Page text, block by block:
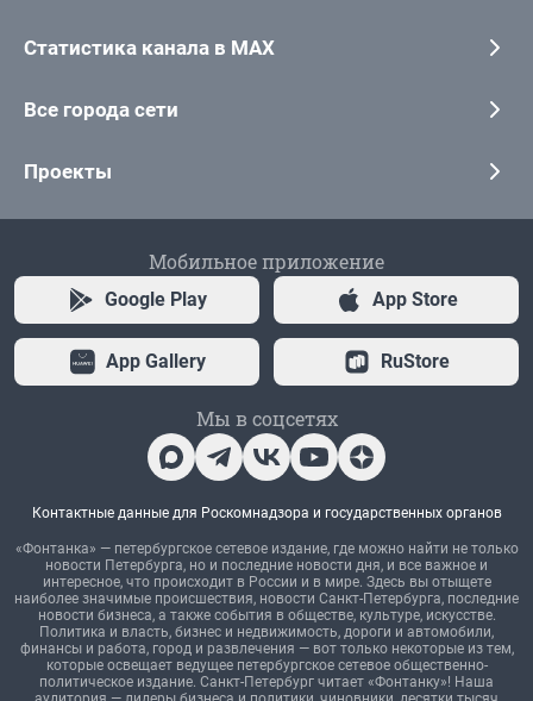
Статистика канала в MAX
Все города сети
Проекты
Мобильное приложение
Google Play App Store
App Gallery RuStore
Мы в соцсетях
Контактные данные для Роскомнадзора и государственных органов
«Фонтанка» — петербургское сетевое издание, где можно найти не только
новости Петербурга, но и последние новости дня, и все важное и
интересное, что происходит в России и в мире. Здесь вы отыщете
наиболее значимые происшествия, новости Санкт-Петербурга, последние
новости бизнеса, а также события в обществе, культуре, искусстве.
Политика и власть, бизнес и недвижимость, дороги и автомобили,
финансы и работа, город и развлечения — вот только некоторые из тем,
которые освещает ведущее петербургское сетевое общественно-
политическое издание. Санкт-Петербург читает «Фонтанку»! Наша